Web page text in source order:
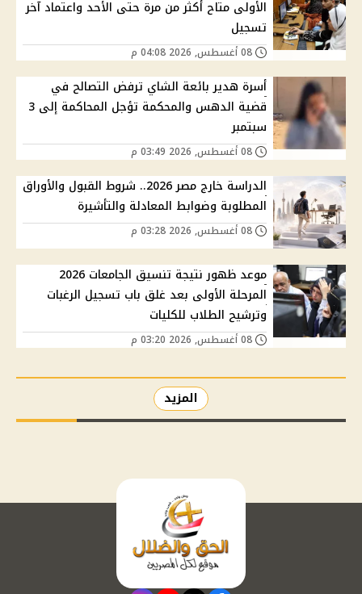
الأولى متاح أكثر من مرة حتى الأحد واعتماد آخر
تسجيل
أسرة هدير بائعة الشاي ترفض التصالح في
قضية الدهس والمحكمة تؤجل المحاكمة إلى 3
سبتمبر
الدراسة خارج مصر 2026.. شروط القبول والأوراق
المطلوبة وضوابط المعادلة والتأشيرة
موعد ظهور نتيجة تنسيق الجامعات 2026
المرحلة الأولى بعد غلق باب تسجيل الرغبات
وترشيح الطلاب للكليات
المزيد